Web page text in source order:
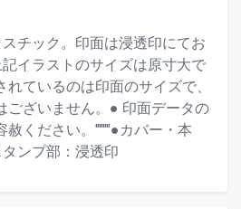
チック。印面は浸透印にてお
イラストのサイズは原寸大で
ているのは印面のサイズで、
ございません。● 印面データの
ください。""""●カバー・本
ンプ部：浸透印